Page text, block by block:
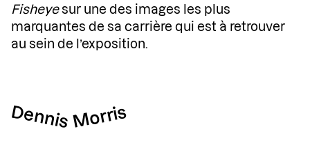
Fisheyesur une des images les plus
marquantes de sa carrière qui est à retrouver
au sein de l’exposition.
DennisMorris